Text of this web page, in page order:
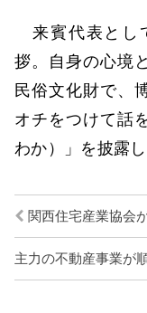
来賓代表とし
拶。自身の心境
民俗文化財で、
オチをつけて話
わか）」を披露
関西住宅産業協会